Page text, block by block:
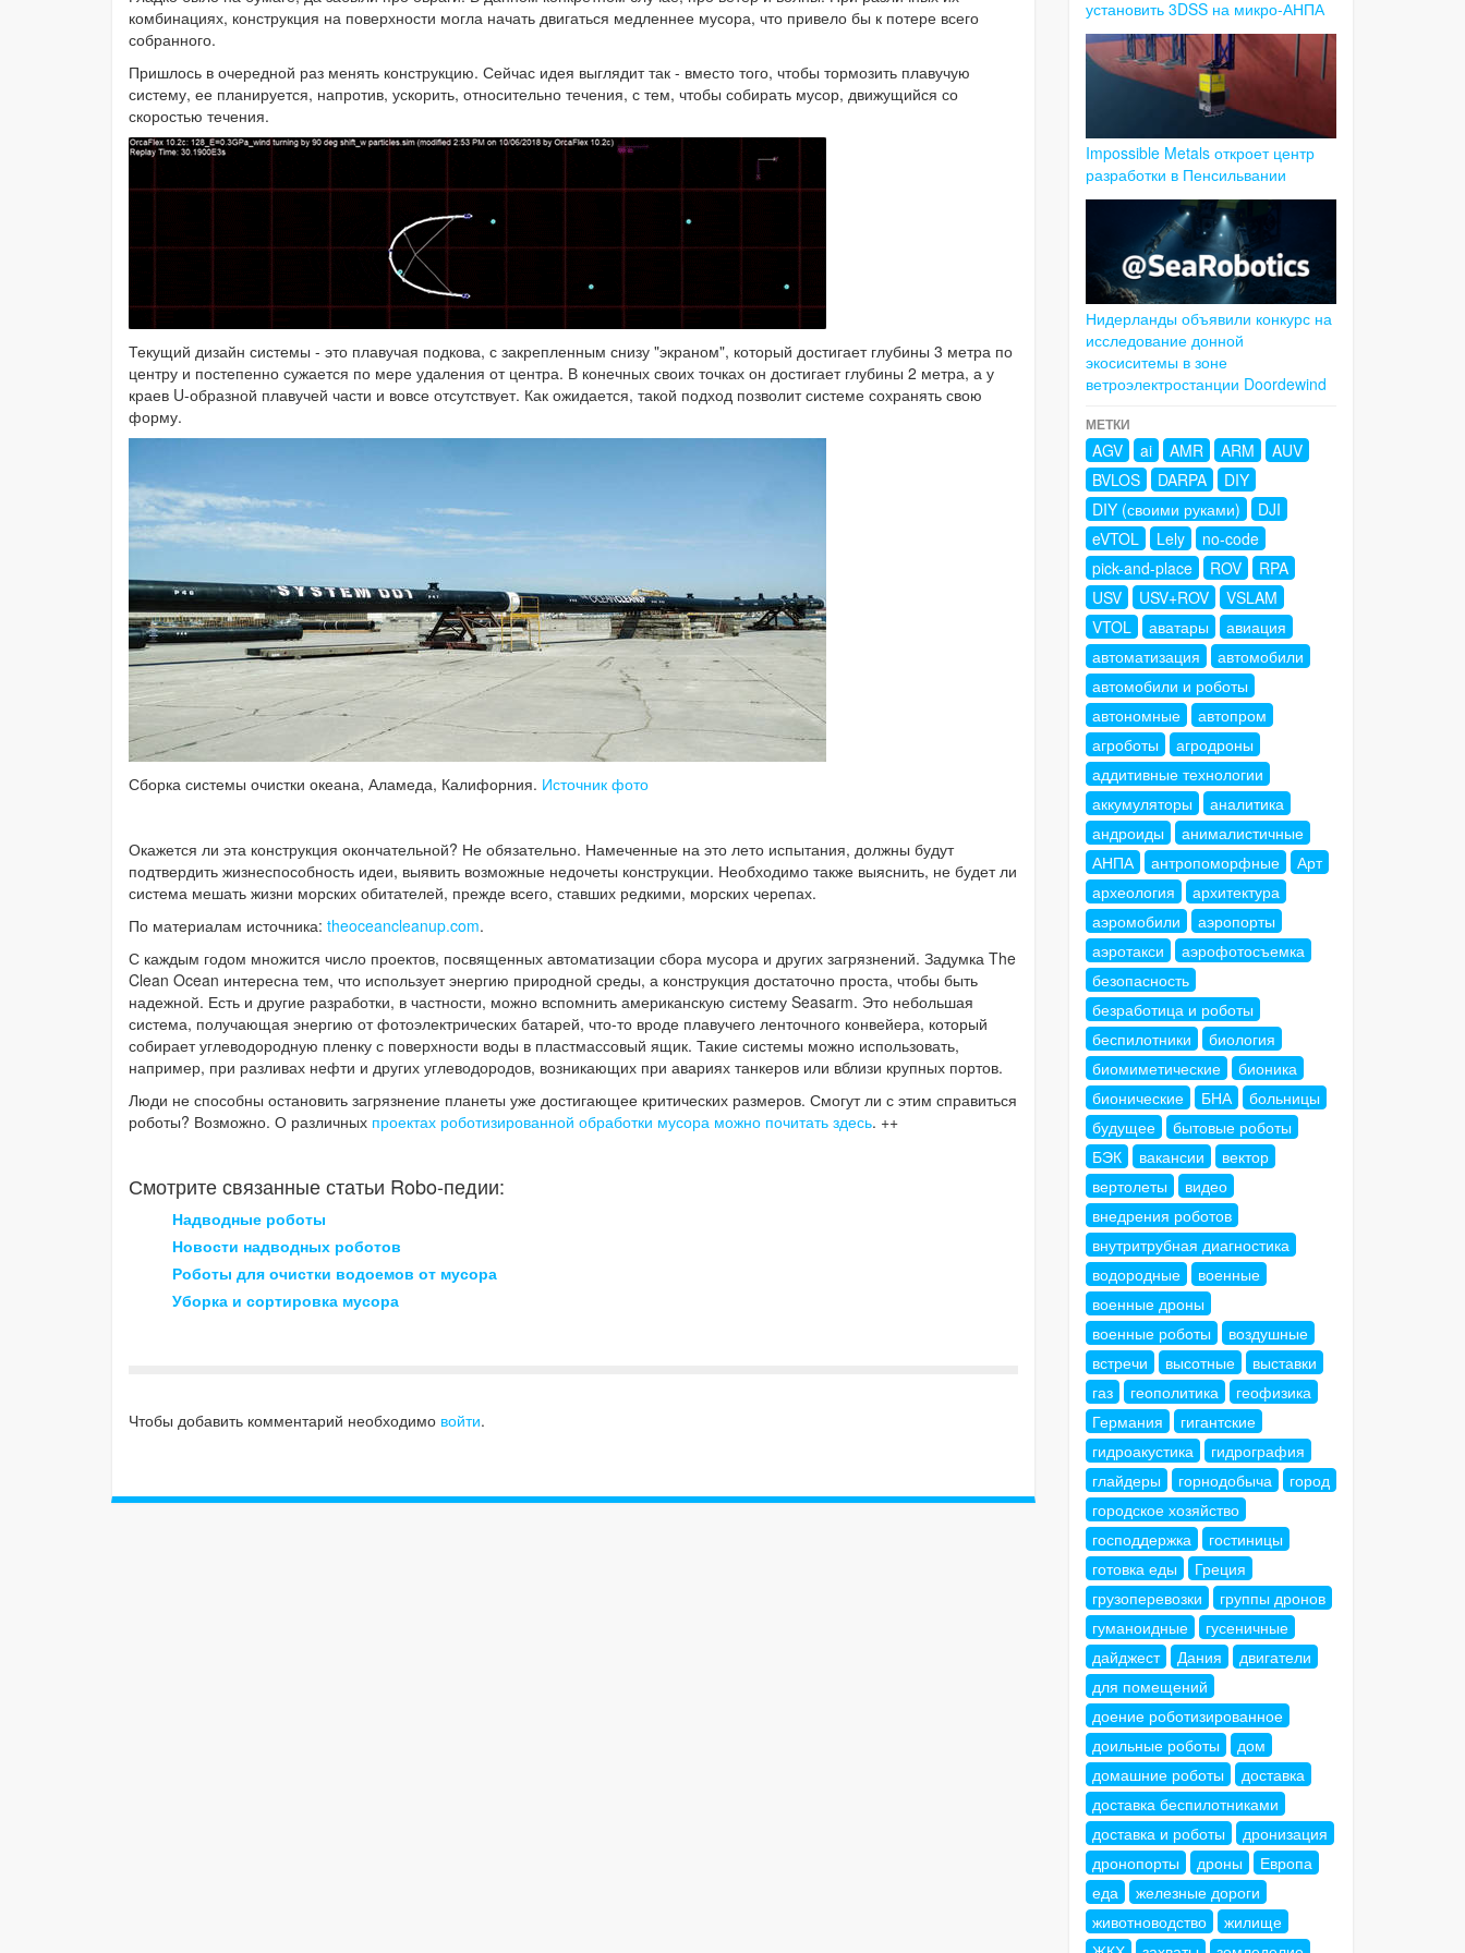
комбинациях, конструкция на поверхности могла начать двигаться медленнее мусора, что привело бы к потере всего
собранного.
Пришлось в очередной раз менять конструкцию. Сейчас идея выглядит так - вместо того, чтобы тормозить плавучую
систему, ее планируется, напротив, ускорить, относительно течения, с тем, чтобы собирать мусор, движущийся со
скоростью течения.
Текущий дизайн системы - это плавучая подкова, с закрепленным снизу "экраном", который достигает глубины 3 метра по
центру и постепенно сужается по мере удаления от центра. В конечных своих точках он достигает глубины 2 метра, а у
краев U-образной плавучей части и вовсе отсутствует. Как ожидается, такой подход позволит системе сохранять свою
форму.
Сборка системы очистки океана, Аламеда, Калифорния. Источник фото
Окажется ли эта конструкция окончательной? Не обязательно. Намеченные на это лето испытания, должны будут
подтвердить жизнеспособность идеи, выявить возможные недочеты конструкции. Необходимо также выяснить, не будет ли
система мешать жизни морских обитателей, прежде всего, ставших редкими, морских черепах.
По материалам источника: theoceancleanup.com.
С каждым годом множится число проектов, посвященных автоматизации сбора мусора и других загрязнений. Задумка The
Clean Ocean интересна тем, что использует энергию природной среды, а конструкция достаточно проста, чтобы быть
надежной. Есть и другие разработки, в частности, можно вспомнить американскую систему Seasarm. Это небольшая
система, получающая энергию от фотоэлектрических батарей, что-то вроде плавучего ленточного конвейера, который
собирает углеводородную пленку с поверхности воды в пластмассовый ящик. Такие системы можно использовать,
например, при разливах нефти и других углеводородов, возникающих при авариях танкеров или вблизи крупных портов.
Люди не способны остановить загрязнение планеты уже достигающее критических размеров. Смогут ли с этим справиться
роботы? Возможно. О различных проектах роботизированной обработки мусора можно почитать здесь. ++
Смотрите связанные статьи Robo-педии:
Надводные роботы
Новости надводных роботов
Роботы для очистки водоемов от мусора
Уборка и сортировка мусора
Чтобы добавить комментарий необходимо войти.
установить 3DSS на микро-АНПА
Impossible Metals откроет центр
разработки в Пенсильвании
Нидерланды объявили конкурс на
исследование донной
экосиситемы в зоне
ветроэлектростанции Doordewind
МЕТКИ
AGV ai AMR ARM
AUV
BVLOS
DARPA
DIY
DIY (своими руками)
DJI
eVTOL
Lely
no-code
pick-and-place
ROV
RPA
USV
USV+ROV
VSLAM
VTOL
аватары
авиация
автоматизация
автомобили
автомобили и роботы
автономные
автопром
агроботы
агродроны
аддитивные технологии
аккумуляторы
аналитика
андроиды
анималистичные
АНПА
антропоморфные
Арт
археология
архитектура
аэромобили
аэропорты
аэротакси
аэрофотосъемка
безопасность
безработица и роботы
беспилотники
биология
биомиметические
бионика
бионические
БНА
больницы
будущее
бытовые роботы
БЭК
вакансии
вектор
вертолеты
видео
внедрения роботов
внутритрубная диагностика
водородные
военные
военные дроны
военные роботы
воздушные
встречи
высотные
выставки
газ
геополитика
геофизика
Германия
гигантские
гидроакустика
гидрография
глайдеры
горнодобыча
город
городское хозяйство
господдержка
гостиницы
готовка еды
Греция
грузоперевозки
группы дронов
гуманоидные
гусеничные
дайджест
Дания
двигатели
для помещений
доение роботизированное
доильные роботы
дом
домашние роботы
доставка
доставка беспилотниками
доставка и роботы
дронизация
дронопорты
дроны
Европа
еда
железные дороги
животноводство
жилище